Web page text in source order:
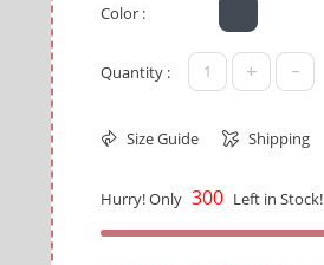
Color : White Black
Quantity : + -
Size Guide Shipping
Hurry! Only 300 Left in Stock!